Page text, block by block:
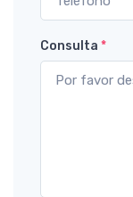
Consulta *